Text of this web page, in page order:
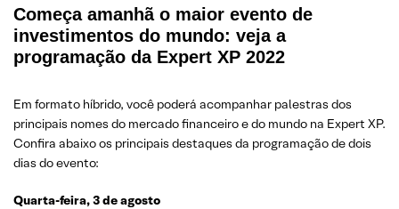
Começa amanhã o maior evento de
investimentos do mundo: veja a
programação da Expert XP 2022
Em formato híbrido, você poderá acompanhar palestras dos
principais nomes do mercado financeiro e do mundo na Expert XP.
Confira abaixo os principais destaques da programação de dois
dias do evento:
Quarta-feira, 3 de agosto